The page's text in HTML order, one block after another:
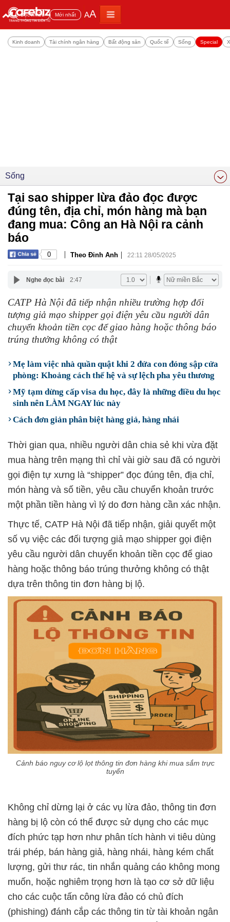
Đọc nhiều Mới nhất AA
Kinh doanh Tài chính ngân hàng Bất động sản Quốc tế Sống Special
Sống
Tại sao shipper lừa đảo đọc được
đúng tên, địa chỉ, món hàng mà bạn
đang mua: Công an Hà Nội ra cảnh
báo
0 | Theo Đinh Anh | 22:11 28/05/2025
Nghe đọc bài 2:47
CATP Hà Nội đã tiếp nhận nhiều trường hợp đối
tượng giả mạo shipper gọi điện yêu cầu người dân
chuyển khoản tiền cọc để giao hàng hoặc thông báo
trúng thưởng không có thật
Mẹ làm việc nhà quần quật khi 2 đứa con đóng sập cửa
phòng: Khoảng cách thế hệ và sự lệch pha yêu thương
Mỹ tạm dừng cấp visa du học, đây là những điều du học
sinh nên LÀM NGAY lúc này
Cách đơn giản phân biệt hàng giả, hàng nhái
Thời gian qua, nhiều người dân chia sẻ khi vừa đặt
mua hàng trên mạng thì chỉ vài giờ sau đã có người
gọi điện tự xưng là “shipper” đọc đúng tên, địa chỉ,
món hàng và số tiền, yêu cầu chuyển khoản trước
một phần tiền hàng vì lý do đơn hàng cần xác nhận.
Thực tế, CATP Hà Nội đã tiếp nhận, giải quyết một
số vụ việc các đối tượng giả mạo shipper gọi điện
yêu cầu người dân chuyển khoản tiền cọc để giao
hàng hoặc thông báo trúng thưởng không có thật
dựa trên thông tin đơn hàng bị lộ.
Cảnh báo nguy cơ lộ lọt thông tin đơn hàng khi mua sắm trực
tuyến
Không chỉ dừng lại ở các vụ lừa đảo, thông tin đơn
hàng bị lộ còn có thể được sử dụng cho các mục
đích phức tạp hơn như phân tích hành vi tiêu dùng
trái phép, bán hàng giả, hàng nhái, hàng kém chất
lượng, gửi thư rác, tin nhắn quảng cáo không mong
muốn, hoặc nghiêm trọng hơn là tạo cơ sở dữ liệu
cho các cuộc tấn công lừa đảo có chủ đích
(phishing) đánh cắp các thông tin từ tài khoản ngân